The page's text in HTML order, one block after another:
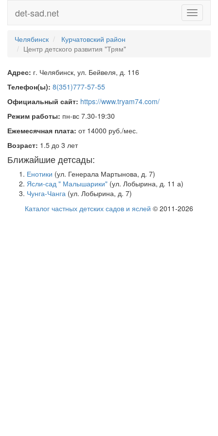
Toggle
det-sad.net
Челябинск
Курчатовский район
Центр детского развития "Трям"
Адрес: г. Челябинск, ул. Бейвеля, д. 116
Телефон(ы): 8(351)777-57-55
Официальный сайт: https://www.tryam74.com/
Режим работы: пн-вс 7.30-19:30
Ежемесячная плата: от 14000 руб./мес.
Возраст: 1.5 до 3 лет
Ближайшие детсады:
Енотики (ул. Генерала Мартынова, д. 7)
Ясли-сад " Малышарики" (ул. Лобырина, д. 11 а)
Чунга-Чанга (ул. Лобырина, д. 7)
Каталог частных детских садов и яслей © 2011-2026